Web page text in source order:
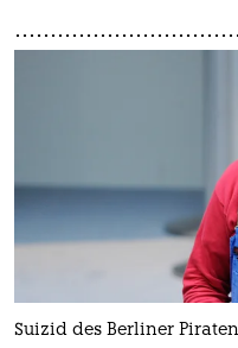
Suizid des Berliner